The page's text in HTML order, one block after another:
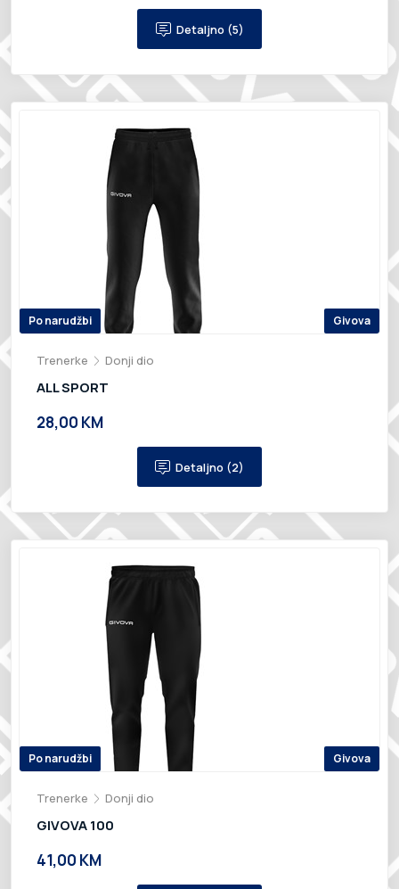
Detaljno (5)
Po narudžbi Givova
Trenerke Donji dio
ALL SPORT
28,00 KM
Detaljno (2)
Po narudžbi Givova
Trenerke Donji dio
GIVOVA 100
41,00 KM